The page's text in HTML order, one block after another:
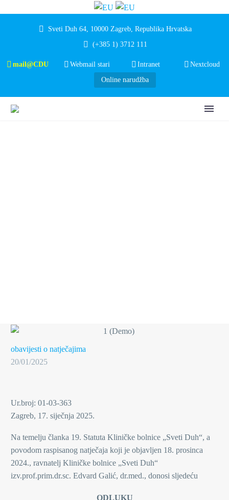
Sveti Duh 64, 10000 Zagreb, Republika Hrvatska
(+385 1) 3712 111
mail@CDU Webmail stari Intranet
Nextcloud
Online narudžba
obavijesti o natječajima
20/01/2025
Ur.broj: 01-03-363
Zagreb, 17. siječnja 2025.
Na temelju članka 19. Statuta Kliničke bolnice „Sveti Duh“, a
povodom raspisanog natječaja koji je objavljen 18. prosinca
2024., ravnatelj Kliničke bolnice „Sveti Duh“
izv.prof.prim.dr.sc. Edvard Galić, dr.med., donosi sljedeću
ODLUKU